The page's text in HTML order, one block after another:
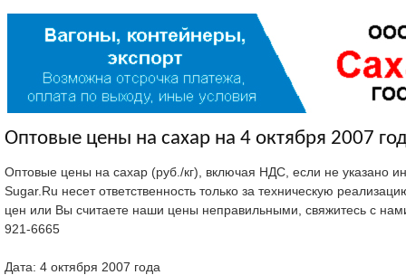
Оптовые цены на сахар на 4 октября 2007
Оптовые цены на сахар (руб./кг), включая НДС, если не указано
Sugar.Ru несет ответственность только за техническую
цен или Вы считаете наши цены неправильными, свяжитесь с
921-6665
Дата: 4 октября 2007 года